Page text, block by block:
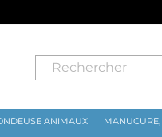
ANIMAUX